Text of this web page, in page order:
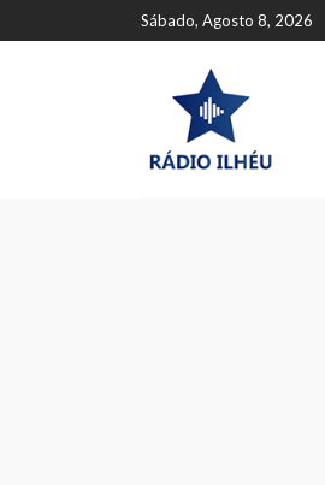
Sábado, Agosto 8, 2026